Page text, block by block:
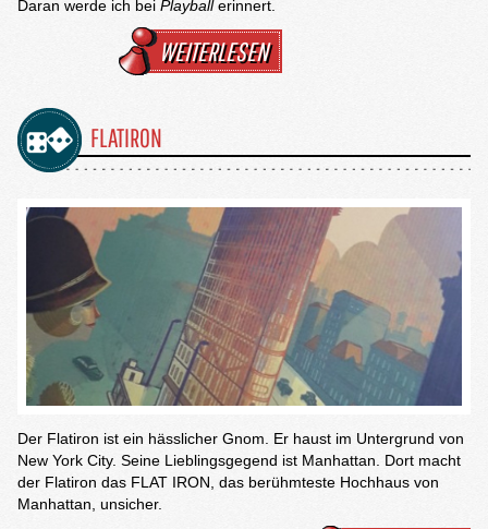
Daran werde ich bei Playballerinnert.
WEITERLESEN
FLATIRON
Der Flatiron ist ein hässlicher Gnom. Er haust im Untergrund von
New York City. Seine Lieblingsgegend ist Manhattan. Dort macht
der Flatiron das FLAT IRON, das berühmteste Hochhaus von
Manhattan, unsicher.